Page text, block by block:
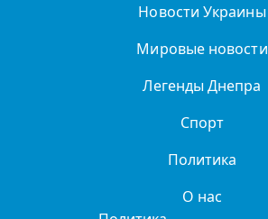
Новости Украины
Мировые новости
Легенды Днепра
Спорт
Политика
О нас